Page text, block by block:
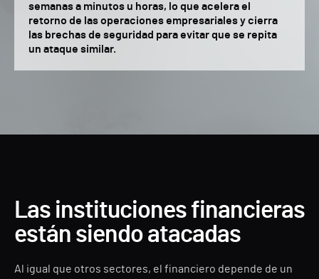
semanas a minutos u horas, lo que acelera el
retorno de las operaciones empresariales y cierra
las brechas de seguridad para evitar que se repita
un ataque similar.
Las instituciones financieras
están siendo atacadas
Al igual que otros sectores, el financiero depende de un